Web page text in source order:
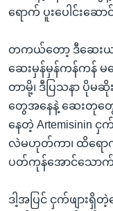
ရောက် ပူးပေါင်းဆေ
တကယ်တော့ ဒီဆေးယ
ဆေးမှန်မှန်ကန်ကန် မ
တာမို့၊ ဒီပြသနာ ပိုမ
တွေအနေနဲ့ ဆေးတုတွေ
နေတဲ့ Artemisinin
လဲမဟုတ်ကာ၊ ထိရောက်
ပတ်ကုန်အောင်သောက်
ဒါ့အပြင် ငှက်ဖျား